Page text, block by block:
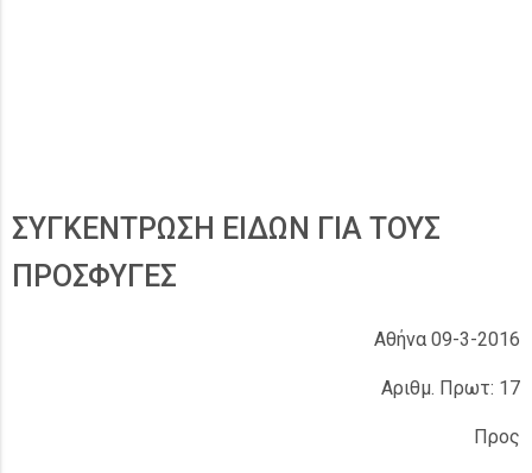
ΣΥΓΚΕΝΤΡΩΣΗ ΕΙΔΩΝ ΓΙΑ ΤΟΥΣ
ΠΡΟΣΦΥΓΕΣ
Αθήνα 09-3-2016
Αριθμ. Πρωτ: 17
Προς